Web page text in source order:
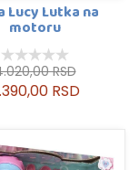
Lucy Lutka na
motoru
RSD
RSD